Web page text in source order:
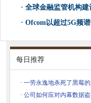
· 全球金融监管机构
· Ofcom以超过5G频
每日推荐
· 一劳永逸地杀死了黑莓
· 公司如何应对内幕数据